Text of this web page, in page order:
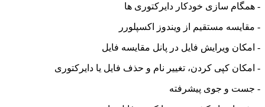
سازی خودکار دایرکتوری ها
مستقیم از ویندوز اکسپلورر
ویرایش فایل در پانل مقایسه فایل
کپی کردن، تغییر نام و حذف فایل یا دایرکتوری
و جوی پیشرفته